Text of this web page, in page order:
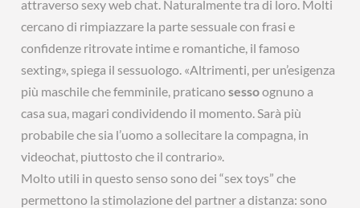
attraverso sexy web chat. Naturalmente tra di loro. Molti
cercano di rimpiazzare la parte sessuale con frasi e
confidenze ritrovate intime e romantiche, il famoso
sexting», spiega il sessuologo. «Altrimenti, per un’esigenza
più maschile che femminile, praticanosessoognuno a
casa sua, magari condividendo il momento. Sarà più
probabile che sia l’uomo a sollecitare la compagna, in
videochat, piuttosto che il contrario».
Molto utili in questo senso sono dei “sex toys” che
permettono la stimolazione del partner a distanza: sono